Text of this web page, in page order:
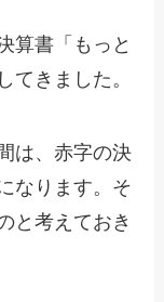
算書「もっと
てきました。
は、赤字の決
なります。そ
と考えておき